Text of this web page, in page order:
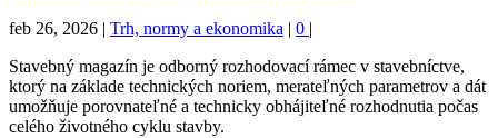
feb 26, 2026 | Trh, normy a ekonomika | 0 |
Stavebný magazín je odborný rozhodovací rámec v stavebníctve,
ktorý na základe technických noriem, merateľných parametrov a dát
umožňuje porovnateľné a technicky obhájiteľné rozhodnutia počas
celého životného cyklu stavby.